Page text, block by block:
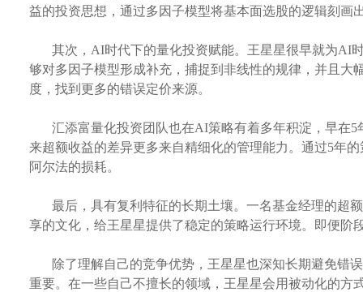
益的投资思想，通过多因子模型将基本面选股的逻辑刻画
其次， AI时代下的量化投资赋能。王星星很早就为AI
够对多因子模型形成补充，捕捉到非线性的规律，并且
度，找到更多的错误定价来源。
汇添富量化投资团队也在AI策略有着多年积淀，早在
来超额收益的差异更多来自精细化的管理能力。通过5年
阿尔法的损耗。
最后，具有复利特征的长期土壤。一名基金经理的超
享的文化，给王星星提供了稳定的策略运行环境。即便
除了理解自己的竞争优势，王星星也深知长期避免错
重要。在一些自己不擅长的领域，王星星会用被动化的